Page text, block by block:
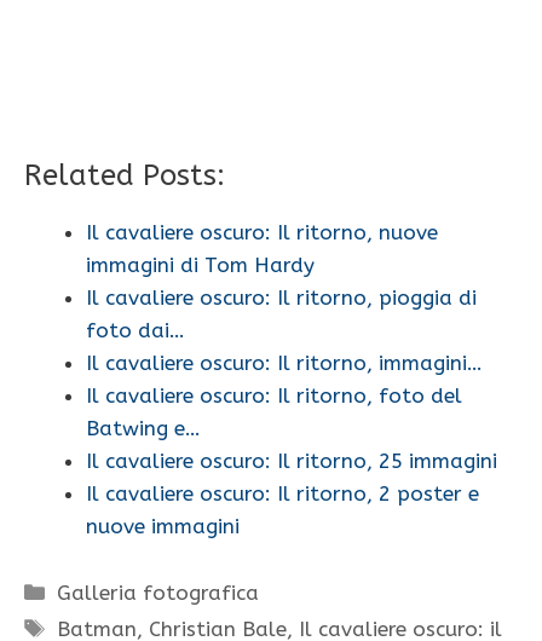
Related Posts:
Il cavaliere oscuro: Il ritorno, nuove
immagini di Tom Hardy
Il cavaliere oscuro: Il ritorno, pioggia di
foto dai…
Il cavaliere oscuro: Il ritorno, immagini…
Il cavaliere oscuro: Il ritorno, foto del
Batwing e…
Il cavaliere oscuro: Il ritorno, 25 immagini
Il cavaliere oscuro: Il ritorno, 2 poster e
nuove immagini
Categorie
Galleria fotografica
Tag
Batman, Christian Bale, Il cavaliere oscuro: il